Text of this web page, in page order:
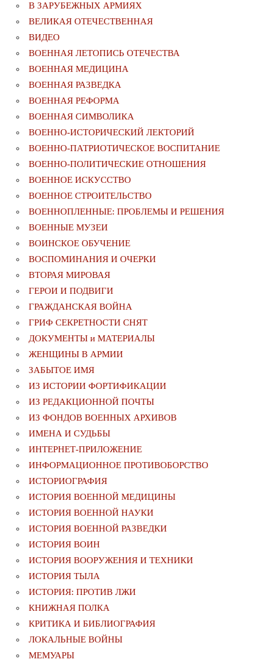
В ЗАРУБЕЖНЫХ АРМИЯХ
ВЕЛИКАЯ ОТЕЧЕСТВЕННАЯ
ВИДЕО
ВОЕННАЯ ЛЕТОПИСЬ ОТЕЧЕСТВА
ВОЕННАЯ МЕДИЦИНА
ВОЕННАЯ РАЗВЕДКА
ВОЕННАЯ РЕФОРМА
ВОЕННАЯ СИМВОЛИКА
ВОЕННО-ИСТОРИЧЕСКИЙ ЛЕКТОРИЙ
ВОЕННО-ПАТРИОТИЧЕСКОЕ ВОСПИТАНИЕ
ВОЕННО-ПОЛИТИЧЕСКИE ОТНОШЕНИЯ
ВОЕННОЕ ИСКУССТВО
ВОЕННОЕ СТРОИТЕЛЬСТВО
ВОЕННОПЛЕННЫЕ: ПРОБЛЕМЫ И РЕШЕНИЯ
ВОЕННЫЕ МУЗЕИ
ВОИНСКОЕ ОБУЧЕНИЕ
ВОСПОМИНАНИЯ И ОЧЕРКИ
ВТОРАЯ МИРОВАЯ
ГЕРОИ И ПОДВИГИ
ГРАЖДАНСКАЯ ВОЙНА
ГРИФ СЕКРЕТНОСТИ СНЯТ
ДОКУМЕНТЫ и МАТЕРИАЛЫ
ЖЕНЩИНЫ В АРМИИ
ЗАБЫТОЕ ИМЯ
ИЗ ИСТОРИИ ФОРТИФИКАЦИИ
ИЗ РЕДАКЦИОННОЙ ПОЧТЫ
ИЗ ФОНДОВ ВОЕННЫХ АРХИВОВ
ИМЕНА И СУДЬБЫ
ИНТЕРНЕТ-ПРИЛОЖЕНИЕ
ИНФОРМАЦИОННОЕ ПРОТИВОБОРСТВО
ИСТОРИОГРАФИЯ
ИСТОРИЯ ВОЕННОЙ МЕДИЦИНЫ
ИСТОРИЯ ВОЕННОЙ НАУКИ
ИСТОРИЯ ВОЕННОЙ РАЗВЕДКИ
ИСТОРИЯ ВОИН
ИСТОРИЯ ВООРУЖЕНИЯ И ТЕХНИКИ
ИСТОРИЯ ТЫЛА
ИСТОРИЯ: ПРОТИВ ЛЖИ
КНИЖНАЯ ПОЛКА
КРИТИКА И БИБЛИОГРАФИЯ
ЛОКАЛЬНЫЕ ВОЙНЫ
МЕМУАРЫ